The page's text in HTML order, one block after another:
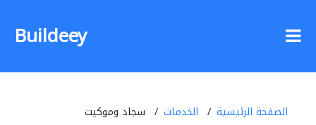
Buildeey
الصفحة الرئيسية الخدمات سجاد وموكيت